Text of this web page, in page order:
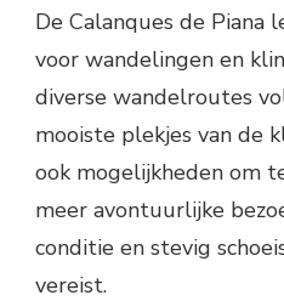
De Calanques de Piana
voor wandelingen en
diverse wandelroutes
mooiste plekjes van de
ook mogelijkheden om
meer avontuurlijke
conditie en stevig
vereist.